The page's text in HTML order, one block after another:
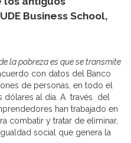
Business School,
la pobreza es que se transmite
con datos del Banco
de personas, en todo el
dólares al día. A través del
han trabajado en
combatir y tratar de eliminar,
social que genera la